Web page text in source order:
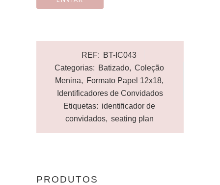
REF: BT-IC043
Categorias: Batizado, Coleção
Menina, Formato Papel 12x18,
Identificadores de Convidados
Etiquetas: identificador de
convidados, seating plan
PRODUTOS